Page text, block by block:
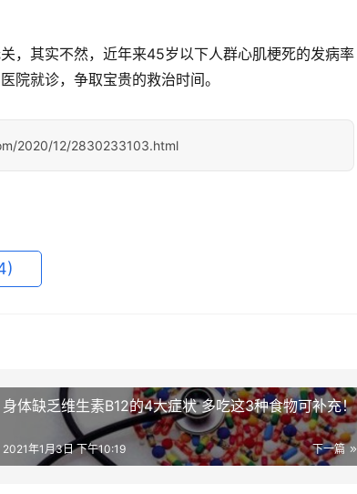
，其实不然，近年来45岁以下人群心肌梗死的发病率
院就诊，争取宝贵的救治时间。
2020/12/2830233103.html
身体缺乏维生素B12的4大症状 多吃这3种食物可补充！
下一篇
2021年1月3日 下午10:19